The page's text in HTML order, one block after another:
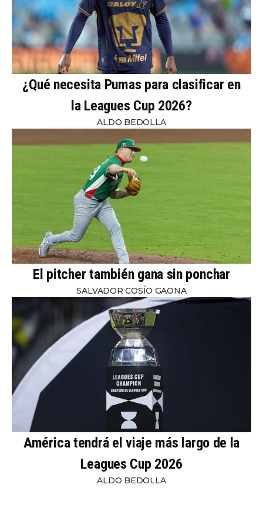
¿Qué necesita Pumas para clasificar en
la Leagues Cup 2026?
ALDO BEDOLLA
El pitcher también gana sin ponchar
SALVADOR COSÍO GAONA
América tendrá el viaje más largo de la
Leagues Cup 2026
ALDO BEDOLLA